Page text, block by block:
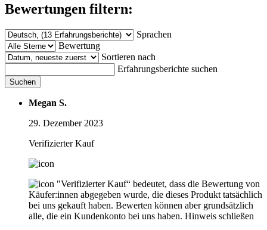
Bewertungen filtern:
Sprachen
Bewertung
Sortieren nach
Erfahrungsberichte suchen
Suchen
Megan S.
29. Dezember 2023
Verifizierter Kauf
"Verifizierter Kauf“ bedeutet, dass die Bewertung von
Käufer:innen abgegeben wurde, die dieses Produkt tatsächlich
bei uns gekauft haben. Bewerten können aber grundsätzlich
alle, die ein Kundenkonto bei uns haben. Hinweis schließen